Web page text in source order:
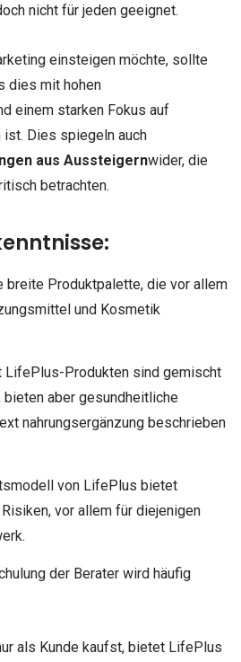
nicht für jeden geeignet.
einsteigen möchte, sollte
dies mit hohen
einem starken Fokus auf
ist. Dies spiegeln auch
aus Aussteigernwider, die
betrachten.
Produktpalette, die vor allem
und Kosmetik
LifePlus-Produkten sind gemischt
aber gesundheitliche
nahrungsergänzung beschrieben
von LifePlus bietet
Risiken, vor allem für diejenigen
der Berater wird häufig
als Kunde kaufst, bietet LifePlus